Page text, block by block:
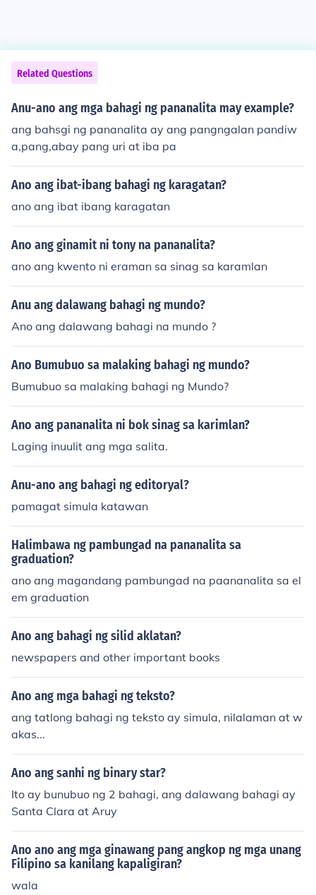
Related Questions
Anu-ano ang mga bahagi ng pananalita may example?
ang bahsgi ng pananalita ay ang pangngalan pandiw
a,pang,abay pang uri at iba pa
Ano ang ibat-ibang bahagi ng karagatan?
ano ang ibat ibang karagatan
Ano ang ginamit ni tony na pananalita?
ano ang kwento ni eraman sa sinag sa karamlan
Anu ang dalawang bahagi ng mundo?
Ano ang dalawang bahagi na mundo ?
Ano Bumubuo sa malaking bahagi ng mundo?
Bumubuo sa malaking bahagi ng Mundo?
Ano ang pananalita ni bok sinag sa karimlan?
Laging inuulit ang mga salita.
Anu-ano ang bahagi ng editoryal?
pamagat simula katawan
Halimbawa ng pambungad na pananalita sa
graduation?
ano ang magandang pambungad na paananalita sa el
em graduation
Ano ang bahagi ng silid aklatan?
newspapers and other important books
Ano ang mga bahagi ng teksto?
ang tatlong bahagi ng teksto ay simula, nilalaman at w
akas...
Ano ang sanhi ng binary star?
Ito ay bunubuo ng 2 bahagi, ang dalawang bahagi ay
Santa Clara at Aruy
Ano ano ang mga ginawang pang angkop ng mga unang
Filipino sa kanilang kapaligiran?
wala